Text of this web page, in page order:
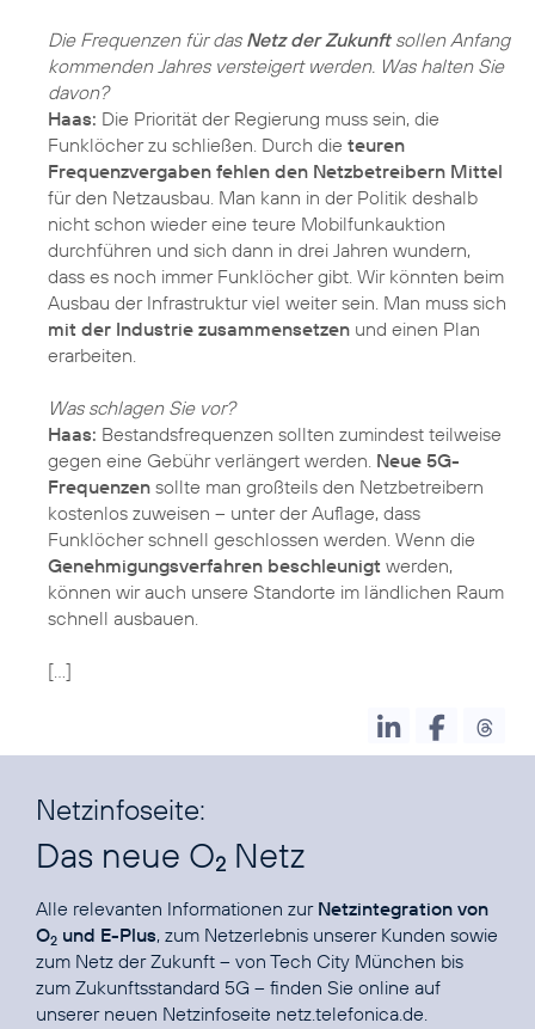
Die Frequenzen für das Netz der Zukunftsollen Anfang
kommenden Jahres versteigert werden. Was halten Sie
davon?
Haas: Die Priorität der Regierung muss sein, die
Funklöcher zu schließen. Durch die teuren
Frequenzvergaben fehlen den Netzbetreibern Mittel
für den Netzausbau. Man kann in der Politik deshalb
nicht schon wieder eine teure Mobilfunkauktion
durchführen und sich dann in drei Jahren wundern,
dass es noch immer Funklöcher gibt. Wir könnten beim
Ausbau der Infrastruktur viel weiter sein. Man muss sich
mit der Industrie zusammensetzen und einen Plan
erarbeiten.
Was schlagen Sie vor?
Haas: Bestandsfrequenzen sollten zumindest teilweise
gegen eine Gebühr verlängert werden. Neue 5G-
Frequenzen sollte man großteils den Netzbetreibern
kostenlos zuweisen – unter der Auflage, dass
Funklöcher schnell geschlossen werden. Wenn die
Genehmigungsverfahren beschleunigt werden,
können wir auch unsere Standorte im ländlichen Raum
schnell ausbauen.
[…]
Netzinfoseite:
Das neue O2 Netz
Alle relevanten Informationen zur Netzintegration von
O2 und E-Plus, zum Netzerlebnis unserer Kunden sowie
zum Netz der Zukunft – von Tech City München bis
zum Zukunftsstandard 5G – finden Sie online auf
unserer neuen Netzinfoseite netz.telefonica.de